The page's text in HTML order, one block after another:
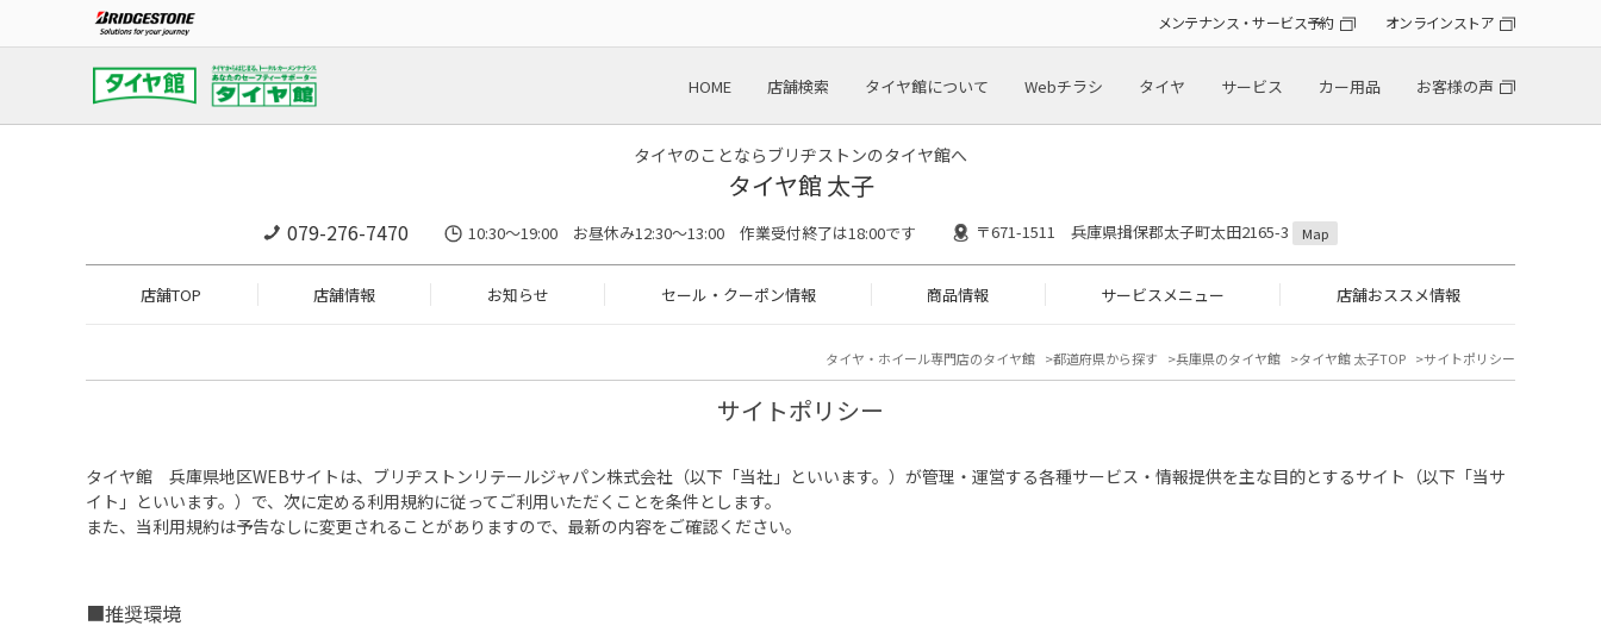
メンテナンス・サービス予約 オンラインストア
HOME 店舗検索 タイヤ館について Webチラシ タイヤ サービス カー用品 お客様の声
タイヤのことならブリヂストンのタイヤ館へ
タイヤ館 太子
079-276-7470 10:30～19:00 お昼休み12:30～13:00 作業受付終了は18:00です 〒671-1511 兵庫県揖保郡太子町太田2165-3 Map
店舗TOP 店舗情報 お知らせ セール・クーポン情報 商品情報 サービスメニュー 店舗おススメ情報
タイヤ・ホイール専門店のタイヤ館 都道府県から探す 兵庫県のタイヤ館 タイヤ館 太子TOP サイトポリシー
サイトポリシー
タイヤ館 兵庫県地区WEBサイトは、ブリヂストンリテールジャパン株式会社（以下「当社」といいます。）が管理・運営する各種サービス・情報提供を主な目的とするサイト（以下「当サ
イト」といいます。）で、次に定める利用規約に従ってご利用いただくことを条件とします。
また、当利用規約は予告なしに変更されることがありますので、最新の内容をご確認ください。
■推奨環境